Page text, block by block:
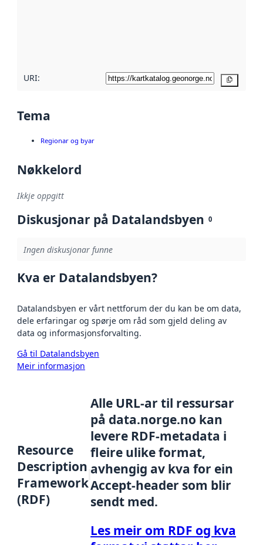
URI:
Tema
Regionar og byar
Nøkkelord
Ikkje oppgitt
Diskusjonar på Datalandsbyen 0
Ingen diskusjonar funne
Kva er Datalandsbyen?
Datalandsbyen er vårt nettforum der du kan be om data,
dele erfaringar og spørje om råd som gjeld deling av
data og informasjonsforvalting.
Gå til Datalandsbyen
Meir informasjon
Resource
Description
Framework
(RDF)
Alle URL-ar til ressursar
på data.norge.no kan
levere RDF-metadata i
fleire ulike format,
avhengig av kva for ein
Accept-header som blir
sendt med.
Les meir om RDF og kva